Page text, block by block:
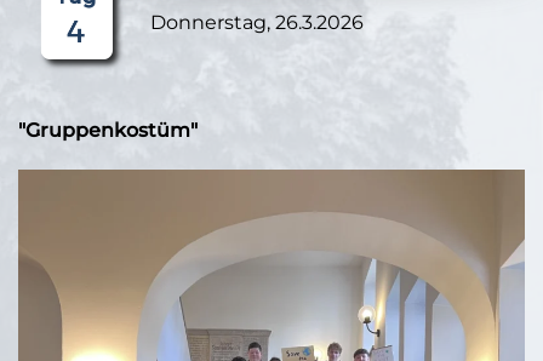
Donnerstag, 26.3.2026
"Gruppenkostüm"